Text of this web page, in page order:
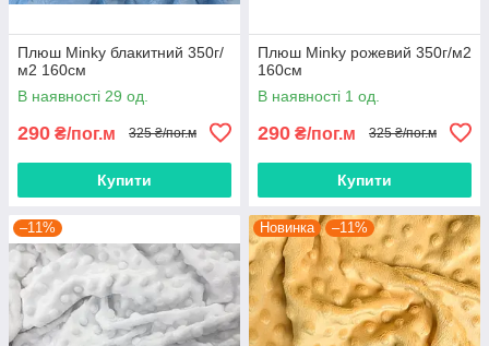
Плюш Minky блакитний 350г/
м2 160см
В наявності 29 од.
290 ₴/пог.м 325 ₴/пог.м
Купити
Плюш Minky рожевий 350г/м2
160см
В наявності 1 од.
290 ₴/пог.м 325 ₴/пог.м
Купити
–11% Новинка –11%